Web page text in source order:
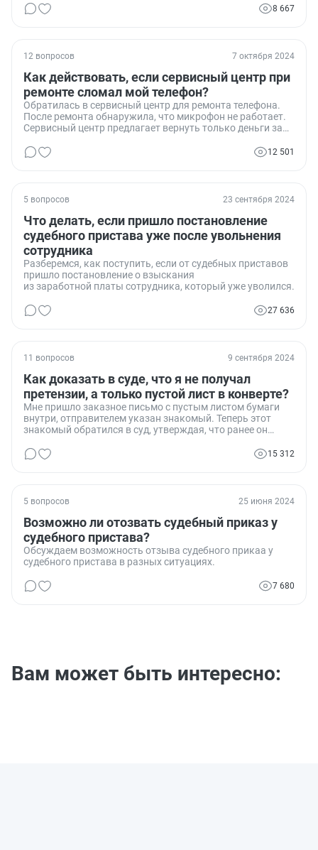
8 667
12 вопросов 7 октября 2024
Как действовать, если сервисный центр при
ремонте сломал мой телефон?
Обратилась в сервисный центр для ремонта телефона.
После ремонта обнаружила, что микрофон не работает.
Сервисный центр предлагает вернуть только деньги за
прокуратуру?
12 501
5 вопросов 23 сентября 2024
Что делать, если пришло постановление
судебного пристава уже после увольнения
сотрудника
Разберемся, как поступить, если от судебных приставов
пришло постановление о взыскания
из заработной платы сотрудника, который уже уволился.
27 636
11 вопросов 9 сентября 2024
Как доказать в суде, что я не получал
претензии, а только пустой лист в конверте?
Мне пришло заказное письмо с пустым листом бумаги
внутри, отправителем указан знакомый. Теперь этот
знакомый обратился в суд, утверждая, что ранее он
в суде, что я получил только пустой лист, а не претензию​​?
15 312
5 вопросов 25 июня 2024
Возможно ли отозвать судебный приказ у
судебного пристава?
Обсуждаем возможность отзыва судебного прикаа у
судебного пристава в разных ситуациях.
7 680
Вам может быть интересно: